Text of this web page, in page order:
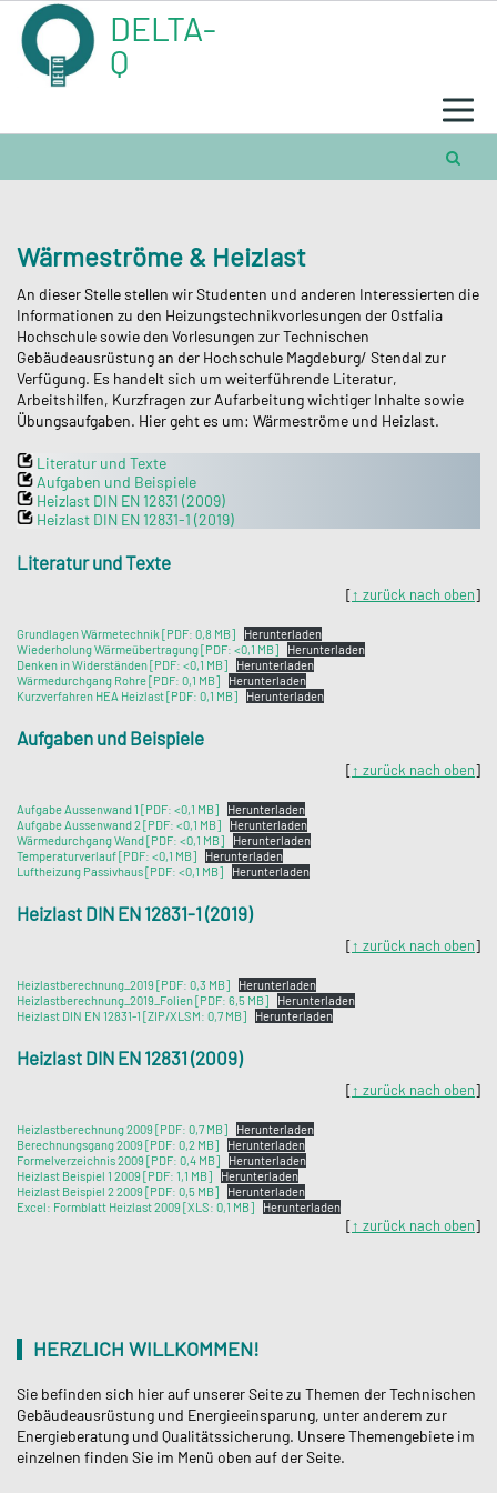
content
DELTA-
Q
Wärmeströme & Heizlast
An dieser Stelle stellen wir Studenten und anderen Interessierten die
Informationen zu den Heizungstechnikvorlesungen der Ostfalia
Hochschule sowie den Vorlesungen zur Technischen
Gebäudeausrüstung an der Hochschule Magdeburg/ Stendal zur
Verfügung. Es handelt sich um weiterführende Literatur,
Arbeitshilfen, Kurzfragen zur Aufarbeitung wichtiger Inhalte sowie
Übungsaufgaben. Hier geht es um: Wärmeströme und Heizlast.
Literatur und Texte
Aufgaben und Beispiele
Heizlast DIN EN 12831 (2009)
Heizlast DIN EN 12831-1 (2019)
Literatur und Texte
[↑ zurück nach oben]
Grundlagen Wärmetechnik [PDF: 0,8 MB]
Herunterladen
Wiederholung Wärmeübertragung [PDF: <0,1 MB]
Herunterladen
Denken in Widerständen [PDF: <0,1 MB]
Herunterladen
Wärmedurchgang Rohre [PDF: 0,1 MB]
Herunterladen
Kurzverfahren HEA Heizlast [PDF: 0,1 MB]
Herunterladen
Aufgaben und Beispiele
[↑ zurück nach oben]
Aufgabe Aussenwand 1 [PDF: <0,1 MB]
Herunterladen
Aufgabe Aussenwand 2 [PDF: <0,1 MB]
Herunterladen
Wärmedurchgang Wand [PDF: <0,1 MB]
Herunterladen
Temperaturverlauf [PDF: <0,1 MB]
Herunterladen
Luftheizung Passivhaus [PDF: <0,1 MB]
Herunterladen
Heizlast DIN EN 12831-1 (2019)
[↑ zurück nach oben]
Heizlastberechnung_2019 [PDF: 0,3 MB]
Herunterladen
Heizlastberechnung_2019_Folien [PDF: 6,5 MB]
Herunterladen
Heizlast DIN EN 12831-1 [ZIP/XLSM: 0,7 MB]
Herunterladen
Heizlast DIN EN 12831 (2009)
[↑ zurück nach oben]
Heizlastberechnung 2009 [PDF: 0,7 MB]
Herunterladen
Berechnungsgang 2009 [PDF: 0,2 MB]
Herunterladen
Formelverzeichnis 2009 [PDF: 0,4 MB]
Herunterladen
Heizlast Beispiel 1 2009 [PDF: 1,1 MB]
Herunterladen
Heizlast Beispiel 2 2009 [PDF: 0,5 MB]
Herunterladen
Excel: Formblatt Heizlast 2009 [XLS: 0,1 MB]
Herunterladen
[↑ zurück nach oben]
HERZLICH WILLKOMMEN!
Sie befinden sich hier auf unserer Seite zu Themen der Technischen
Gebäudeausrüstung und Energieeinsparung, unter anderem zur
Energieberatung und Qualitätssicherung. Unsere Themengebiete im
einzelnen finden Sie im Menü oben auf der Seite.